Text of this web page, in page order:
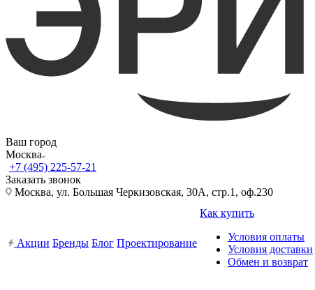
Ваш город
Москва
+7 (495) 225-57-21
Заказать звонок
Москва, ул. Большая Черкизовская, 30А, стр.1, оф.230
Акции Бренды Блог Проектирование
Как купить
Условия оплаты
Условия доставки
Обмен и возврат